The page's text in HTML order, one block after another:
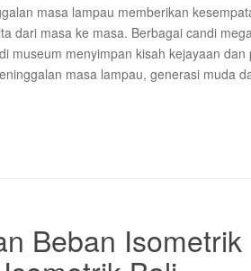
masa lampau memberikan
dari masa ke masa. Berbagai candi
museum menyimpan kisah kejayaan
masa lampau, generasi muda
Beban